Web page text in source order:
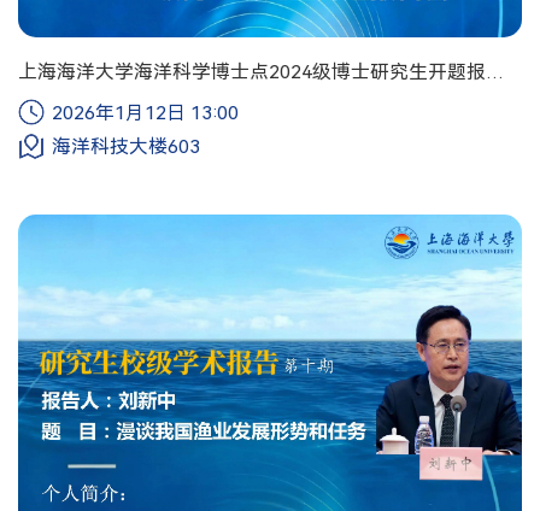
上海海洋大学海洋科学博士点2024级博士研究生开题报告
会
2026年1月12日 13:00
海洋科技大楼603